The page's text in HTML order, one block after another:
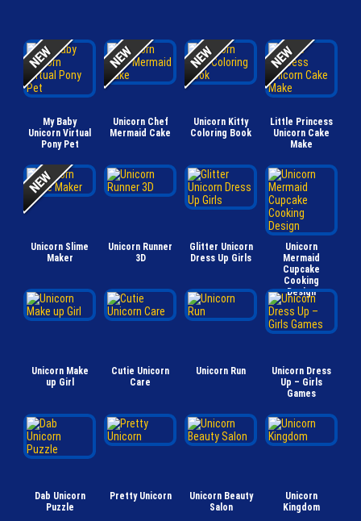
My Baby
Unicorn Virtual
Pony Pet
Unicorn Chef
Mermaid Cake
Unicorn Kitty
Coloring Book
Little Princess
Unicorn Cake
Make
Unicorn Slime
Maker
Unicorn Runner
3D
Glitter Unicorn
Dress Up Girls
Unicorn
Mermaid
Cupcake
Cooking
Design
Unicorn Make
up Girl
Cutie Unicorn
Care
Unicorn Run
Unicorn Dress
Up – Girls
Games
Dab Unicorn
Puzzle
Pretty Unicorn
Unicorn Beauty
Salon
Unicorn
Kingdom